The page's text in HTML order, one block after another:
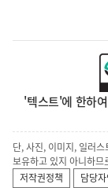
'텍스트'에 한하
단, 사진, 이미지, 일러
보유하고 있지 아니하
저작권정책
담당